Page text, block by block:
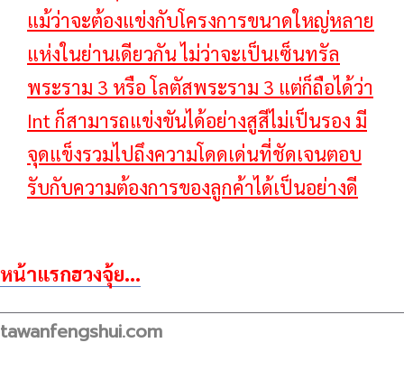
แม้ว่าจะต้องแข่งกับโครงการขนาดใหญ่หลาย
แห่งในย่านเดียวกัน ไม่ว่าจะเป็นเซ็นทรัล
พระราม 3 หรือ โลตัสพระราม 3 แต่ก็ถือได้ว่า
Int ก็สามารถแข่งขันได้อย่างสูสีไม่เป็นรอง มี
จุดแข็งรวมไปถึงความโดดเด่นที่ชัดเจนตอบ
รับกับความต้องการของลูกค้าได้เป็นอย่างดี
หน้าแรกฮวงจุ้ย...
tawanfengshui.com